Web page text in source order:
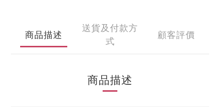
商品描述
送貨及付款方
式
顧客評價
商品描述